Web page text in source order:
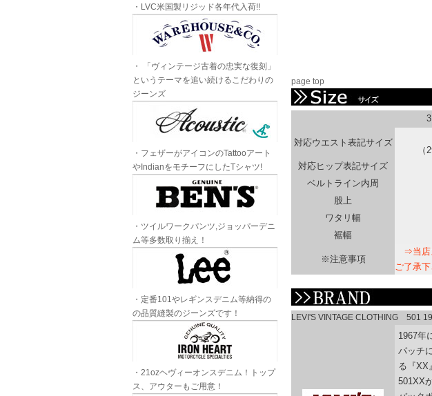
page top
対応ウエスト表記サイズ
（
対応ヒップ表記サイズ
ベルトライン内周
股上
ワタリ幅
裾幅
※注意事項
⇒当店
ご了承下
LEVI'S VINTAGE CLOTHING 501
1967年
パッチ
る『XX
501XX
・LVC米国製リジッド各年代入荷!!
・ 「ヴィンテージ古着の忠実な復刻」
というテーマを追い続けるこだわりの
ジーンズ
・フェザーがアイコンのTattooアート
やIndianをモチーフにしたTシャツ!
・ツイルワークパンツ,ジョッパーデニ
ム等多数取り揃え！
・定番101やレギンスデニム等納得の
の品質縫製のジーンズです！
・21ozヘヴィーオンスデニム！トップ
ス、アウターもご用意！